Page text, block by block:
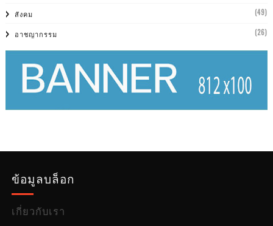
สังคม (49)
อาชญากรรม (26)
ข้อมูลบล็อก
เกี่ยวกับเรา